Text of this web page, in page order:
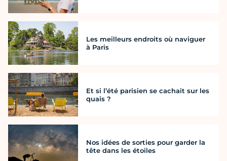
Les meilleurs endroits où naviguer
à Paris
Et si l’été parisien se cachait sur les
quais ?
Nos idées de sorties pour garder la
tête dans les étoiles